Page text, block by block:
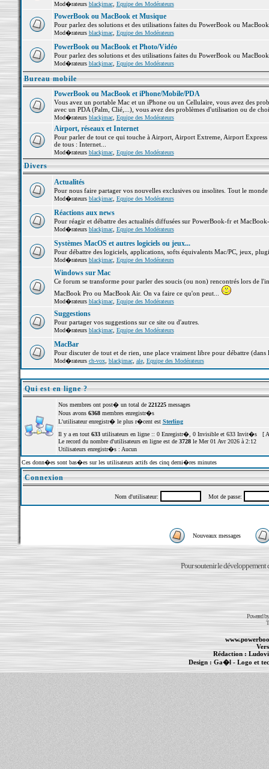
Mod�rateurs blackjmac, Equipe des Modérateurs
PowerBook ou MacBook et Musique
Pour parlez des solutions et des utilisations faites du PowerBook ou
Mod�rateurs blackjmac, Equipe des Modérateurs
PowerBook ou MacBook et Photo/Vidéo
Pour parlez des solutions et des utilisations faites du PowerBook ou
Mod�rateurs blackjmac, Equipe des Modérateurs
Bureau mobile
PowerBook ou MacBook et iPhone/Mobile/PDA
Vous avez un portable Mac et un iPhone ou un Cellulaire, vous avez des
avec un PDA (Palm, Clié,...), vous avez des problèmes d'utilisation ou de
Mod�rateurs blackjmac, Equipe des Modérateurs
Airport, réseaux et Internet
Pour parler de tout ce qui touche à Airport, Airport Extreme, Airport
de tous : Internet...
Mod�rateurs blackjmac, Equipe des Modérateurs
Divers
Actualités
Pour nous faire partager vos nouvelles exclusives ou insolites. Tout le
Mod�rateurs blackjmac, Equipe des Modérateurs
Réactions aux news
Pour réagir et débattre des actualités diffusées sur PowerBook-fr et
Mod�rateurs blackjmac, Equipe des Modérateurs
Systèmes MacOS et autres logiciels ou jeux...
Pour débattre des logiciels, applications, softs équivalents Mac/PC, jeux,
Mod�rateurs blackjmac, Equipe des Modérateurs
Windows sur Mac
Ce forum se transforme pour parler des soucis (ou non) rencontrés lors de
MacBook Pro ou MacBook Air. On va faire ce qu'on peut...
Mod�rateurs blackjmac, Equipe des Modérateurs
Suggestions
Pour partager vos suggestions sur ce site ou d'autres.
Mod�rateurs blackjmac, Equipe des Modérateurs
MacBar
Pour discuter de tout et de rien, une place vraiment libre pour débattre (dans
Mod�rateurs ch-vox, blackjmac, ale, Equipe des Modérateurs
Qui est en ligne ?
Nos membres ont post� un total de 221225messages
Nous avons 6368membres enregistr�s
L'utilisateur enregistr� le plus r�cent est Sterling
Il y a en tout 633utilisateurs en ligne :: 0 Enregistr�, 0 Invisible et 633 Invit�s [
Le record du nombre d'utilisateurs en ligne est de 3728le Mer 01 Avr 2026 à 2:12
Utilisateurs enregistr�s : Aucun
Ces donn�es sont bas�es sur les utilisateurs actifs des cinq derni�res minutes
Connexion
Nom d'utilisateur: Mot de passe:
Nouveaux messages
Pour soutenir le développement
Powered
Rédaction :
Design : Ga�l- Logo et